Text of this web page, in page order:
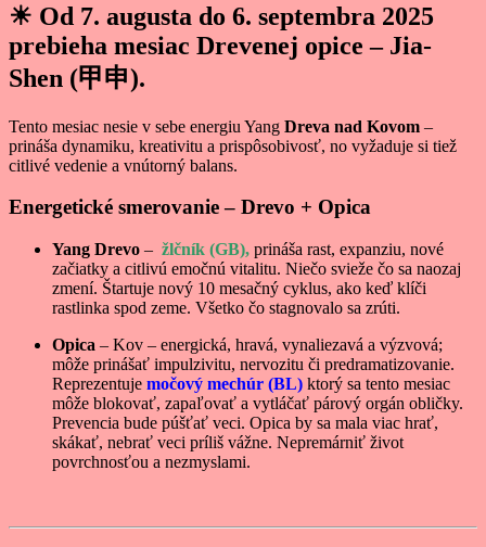
☀ Od 7. augusta do 6. septembra 2025
prebieha mesiac Drevenej opice – Jia-
Shen (甲申).
Tento mesiac nesie v sebe energiu Yang Dreva nad Kovom –
prináša dynamiku, kreativitu a prispôsobivosť, no vyžaduje si tiež
citlivé vedenie a vnútorný balans.
Energetické smerovanie – Drevo + Opica
Yang Drevo – žlčník (GB), prináša rast, expanziu, nové
začiatky a citlivú emočnú vitalitu. Niečo svieže čo sa naozaj
zmení. Štartuje nový 10 mesačný cyklus, ako keď klíči
rastlinka spod zeme. Všetko čo stagnovalo sa zrúti.
Opica – Kov – energická, hravá, vynaliezavá a výzvová;
môže prinášať impulzivitu, nervozitu či predramatizovanie.
Reprezentuje močový mechúr (BL) ktorý sa tento mesiac
môže blokovať, zapaľovať a vytláčať párový orgán obličky.
Prevencia bude púšťať veci. Opica by sa mala viac hrať,
skákať, nebrať veci príliš vážne. Nepremárniť život
povrchnosťou a nezmyslami.